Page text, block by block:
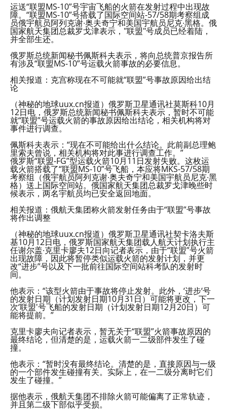
运送“联盟MS-10”号宇宙飞船的火箭在发射过程中出现故
障。“联盟MS-10”号搭载了国际空间站-57/58期考察组成
员俄宇航员阿列克谢∙奥夫奇宁和美国宇航员尼克∙黑格。俄
国家航天集团总裁罗戈津表示，"联盟"号成员已经着陆，
并全部生还。
俄罗斯总统新闻秘书佩斯科夫表示，将向总统普京报告所
有涉及“联盟MS-10”号运载火箭事故的必要信息。
相关报道：克宫称现在不可能就“联盟”号事故原因给出结
论
（神秘的地球uux.cn报道）俄罗斯卫星通讯社莫斯科10月
12日电，俄罗斯总统新闻秘书佩斯科夫表示，暂时不可能
就“联盟”号运载火箭的事故原因给出结论，相关机构将对
事件进行调查。
佩斯科夫表示：“现在不可能给出什么结论。此前副总理鲍
里索夫曾说，相关机构将对此事进行调查工作。”
俄罗斯“联盟-FG”型运载火箭10月11日发射失败。这枚运
载火箭搭载了“联盟MS-10”号飞船，本应将MKS-57/58期
考察组（俄宇航员阿列克谢∙奥夫奇宁和美国宇航员尼克∙黑
格）送上国际空间站。俄国家航天集团总裁罗戈津晚些时
候表示，两名宇航员均已安全返回地面。
相关报道：俄航天集团称火箭发射任务由于“联盟”号事故
将作出调整
（神秘的地球uux.cn报道）俄罗斯卫星通讯社契卡洛夫斯
基10月12日电，俄罗斯国家航天集团载人航天计划执行主
任谢尔盖∙克里卡廖夫12日向记者表示，由于“联盟”号火箭
出现故障，因此将暂停类似运载火箭的发射计划，并更
改“进步”号以及下一批前往国际空间站科考队的发射时
间。
他表示：“该型火箭由于事故将停止发射。此外，‘进步‘号
的发射日期（计划发射日期10月31日）可能将更改，下一
次‘联盟'号飞船的发射日期（计划发射日期12月20日）可
能将提前。”
克里卡廖夫向记者表示，暂无关于“联盟”火箭事故原因的
最终结论，但清楚的是，运载火箭一二级部件发生了碰
撞。
他表示：“暂时没有最终结论。清楚的是，直接原因与一级
的一个部件发生碰撞有关。实际上，在一二级分离时它们
发生了碰撞。”
据他表示，俄航天集团不排除火箭可能偏离了正常轨迹，
并且第二级下部似乎受损。